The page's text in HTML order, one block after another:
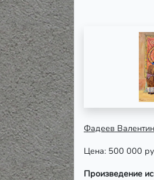
Фадеев
Цена: 500 000
Произведение